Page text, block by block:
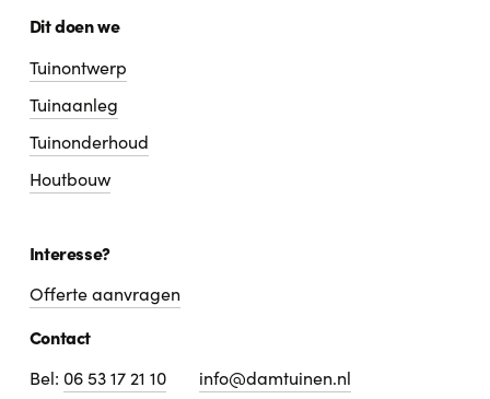
Dit doen we
Tuinontwerp
Tuinaanleg
Tuinonderhoud
Houtbouw
Interesse?
Offerte aanvragen
Contact
Bel: 06 53 17 21 10 info@damtuinen.nl